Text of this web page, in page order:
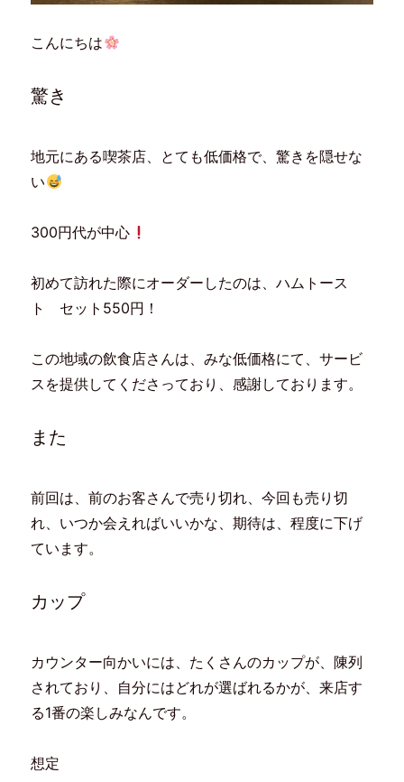
こんにちは
驚き
地元にある喫茶店、とても低価格で、驚きを隠せな
い
300円代が中心
初めて訪れた際にオーダーしたのは、ハムトース
ト セット550円！
この地域の飲食店さんは、みな低価格にて、サービ
スを提供してくださっており、感謝しております。
また
前回は、前のお客さんで売り切れ、今回も売り切
れ、いつか会えればいいかな、期待は、程度に下げ
ています。
カップ
カウンター向かいには、たくさんのカップが、陳列
されており、自分にはどれが選ばれるかが、来店す
る1番の楽しみなんです。
想定